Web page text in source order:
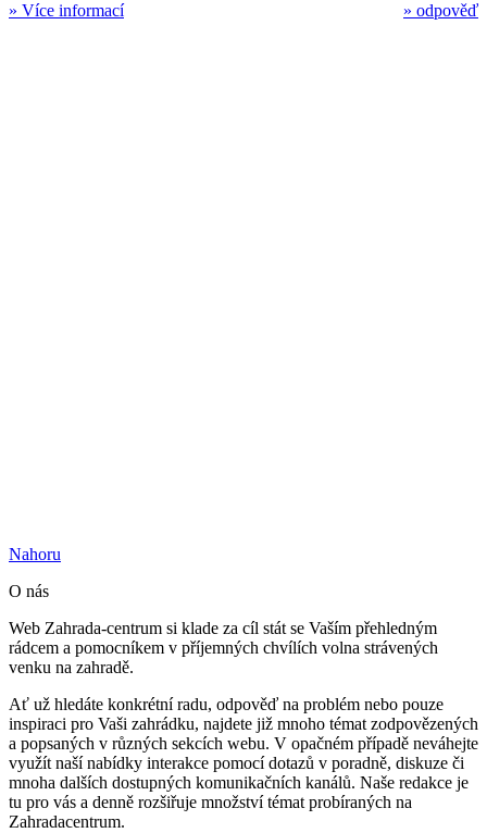
» odpověď
» Více informací
Nahoru
O nás
Web Zahrada-centrum si klade za cíl stát se Vaším přehledným
rádcem a pomocníkem v příjemných chvílích volna strávených
venku na zahradě.
Ať už hledáte konkrétní radu, odpověď na problém nebo pouze
inspiraci pro Vaši zahrádku, najdete již mnoho témat zodpovězených
a popsaných v různých sekcích webu. V opačném případě neváhejte
využít naší nabídky interakce pomocí dotazů v poradně, diskuze či
mnoha dalších dostupných komunikačních kanálů. Naše redakce je
tu pro vás a denně rozšiřuje množství témat probíraných na
Zahradacentrum.